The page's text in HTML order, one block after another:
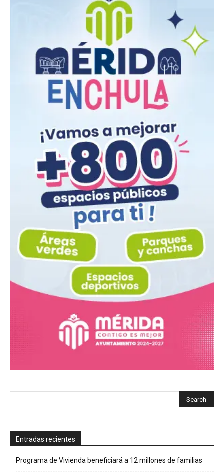
Entradas recientes
Programa de Vivienda beneficiará a 12 millones de familias